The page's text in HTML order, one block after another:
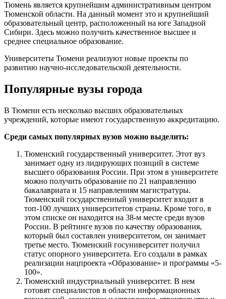
Тюмень является крупнейшим административным центром
Тюменской области. На данный момент это и крупнейший
образовательный центр, расположенный на юге Западной
Сибири. Здесь можно получить качественное высшее и
среднее специальное образование.
Университеты Тюмени реализуют новые проекты по
развитию научно-исследовательской деятельности.
Популярные вузы города
В Тюмени есть несколько высших образовательных
учреждений, которые имеют государственную аккредитацию.
Среди самых популярных вузов можно выделить:
Тюменский государственный университет. Этот вуз
занимает одну из лидирующих позиций в системе
высшего образования России. При этом в университете
можно получить образование по 21 направлению
бакалавриата и 15 направлениям магистратуры.
Тюменский государственный университет входит в
топ-100 лучших университетов страны. Кроме того, в
этом списке он находится на 38-м месте среди вузов
России. В рейтинге вузов по качеству образования,
который был составлен университетом, он занимает
третье место. Тюменский госуниверситет получил
статус опорного университета. Его создали в рамках
реализации нацпроекта «Образование» и программы «5-
100».
Тюменский индустриальный университет. В нем
готовят специалистов в области информационных